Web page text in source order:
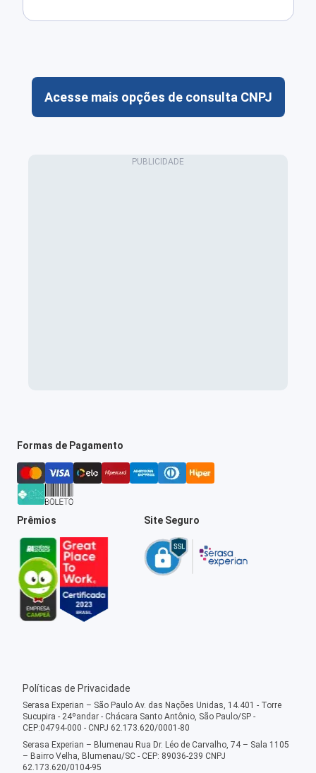
Acesse mais opções de consulta CNPJ
Formas de Pagamento
Prêmios Site Seguro
Políticas de Privacidade
Serasa Experian – São Paulo Av. das Nações Unidas, 14.401 - Torre
Sucupira - 24ºandar - Chácara Santo Antônio, São Paulo/SP -
CEP:04794-000 - CNPJ 62.173.620/0001-80
Serasa Experian – Blumenau Rua Dr. Léo de Carvalho, 74 – Sala 1105
– Bairro Velha, Blumenau/SC - CEP: 89036-239 CNPJ
62.173.620/0104-95